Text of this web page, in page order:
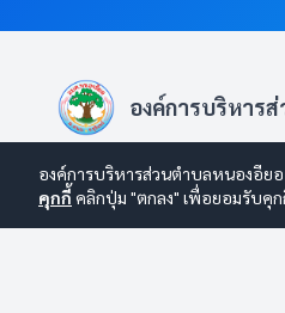
องค์การบริหาร
องค์การบริหารส่วนตำบลหนอง
สนม จังหวัดสุรินทร์ รหัสไปรษณีย์
องค์การบริหารส่วนตำบลหนองอียอ
คุกกี้ คลิกปุ่ม "ตกลง" เพื่อยอมรับคุก